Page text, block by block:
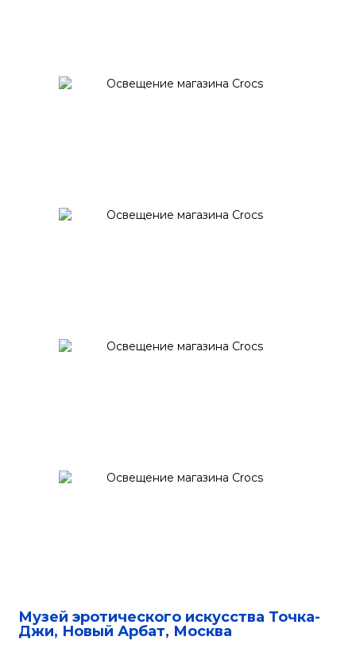
Музей эротического искусства Точка-
Джи, Новый Арбат, Москва